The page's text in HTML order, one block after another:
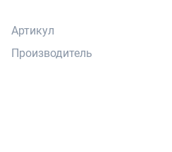
Артикул
Производитель